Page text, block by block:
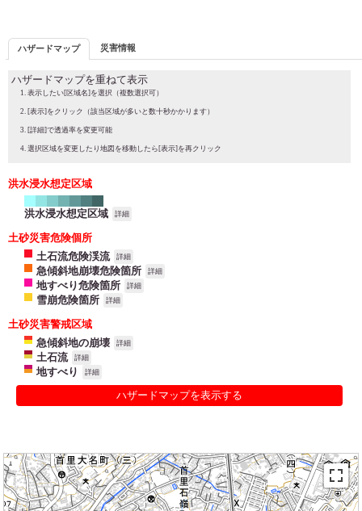
ハザードマップ 災害情報
ハザードマップを重ねて表示
表示したい[区域名]を選択（複数選択可）
[表示]をクリック（該当区域が多いと数十秒かかります）
[詳細]で透過率を変更可能
選択区域を変更したり地図を移動したら[表示]を再クリック
洪水浸水想定区域
洪水浸水想定区域 詳細
土砂災害危険個所
土石流危険渓流
詳細
急傾斜地崩壊危険箇所 詳細
地すべり危険箇所 詳細
雪崩危険箇所 詳細
土砂災害警戒区域
急傾斜地の崩壊
詳細
土石流 詳細
地すべり 詳細
ハザードマップを表示する